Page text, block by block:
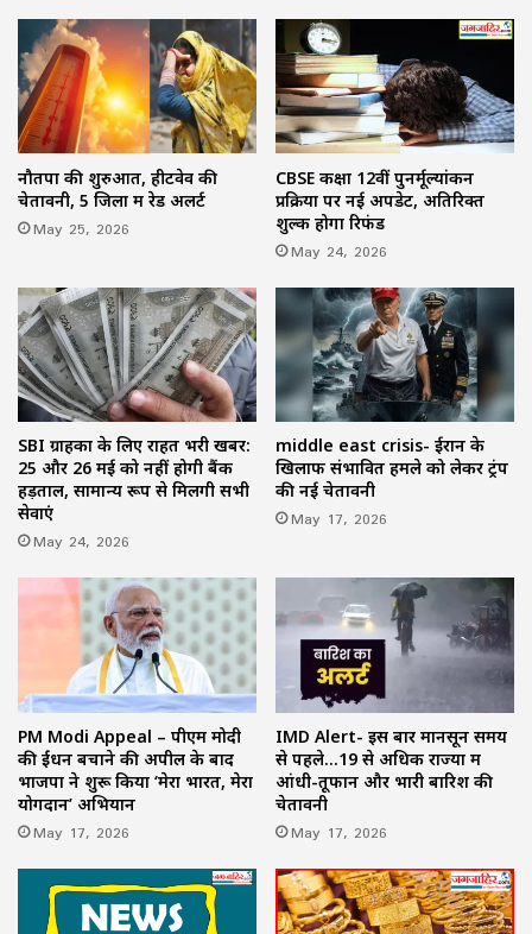
नौतपा की शुरुआत, हीटवेव की
चेतावनी, 5 जिलों में रेड अलर्ट
May 25, 2026
CBSE कक्षा 12वीं पुनर्मूल्यांकन
प्रक्रिया पर नई अपडेट, अतिरिक्त
शुल्क होगा रिफंड
May 24, 2026
SBI ग्राहकों के लिए राहत भरी खबर:
25 और 26 मई को नहीं होगी बैंक
हड़ताल, सामान्य रूप से मिलेंगी सभी
सेवाएं
May 24, 2026
middle east crisis- ईरान के
खिलाफ संभावित हमले को लेकर ट्रंप
की नई चेतावनी
May 17, 2026
PM Modi Appeal – पीएम मोदी
की ईंधन बचाने की अपील के बाद
भाजपा ने शुरू किया ‘मेरा भारत, मेरा
योगदान’ अभियान
May 17, 2026
IMD Alert- इस बार मानसून समय
से पहले…19 से अधिक राज्यों में
आंधी-तूफान और भारी बारिश की
चेतावनी
May 17, 2026